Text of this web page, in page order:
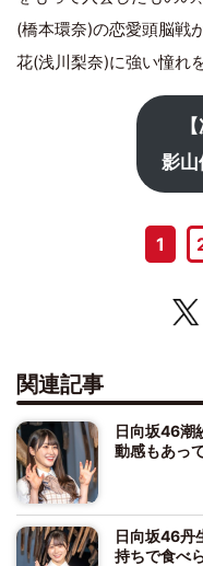
(橋本環奈)の恋愛頭脳戦
花(浅川梨奈)に強い憧れ
影山
1
関連記事
日向坂46潮
動感もあっ
日向坂46丹
持ちで食べ